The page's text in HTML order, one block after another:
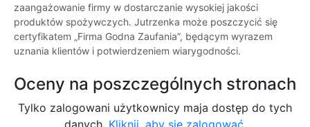
zaangażowanie firmy w dostarczanie wysokiej jakości
produktów spożywczych. Jutrzenka może poszczycić się
certyfikatem „Firma Godna Zaufania”, będącym wyrazem
uznania klientów i potwierdzeniem wiarygodności.
Oceny na poszczególnych stronach
Tylko zalogowani użytkownicy maja dostęp do tych